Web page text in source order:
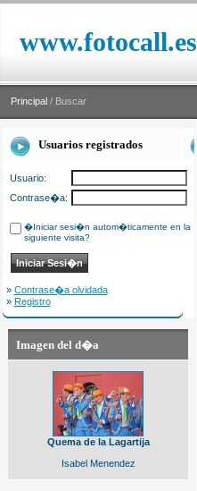
www.fotocall.es
Principal / Buscar
Usuarios registrados
Usuario:
Contrase�a:
�Iniciar sesi�n autom�ticamente en la
siguiente visita?
» Contrase�a olvidada
» Registro
Imagen del d�a
Quema de la Lagartija
Isabel Menendez